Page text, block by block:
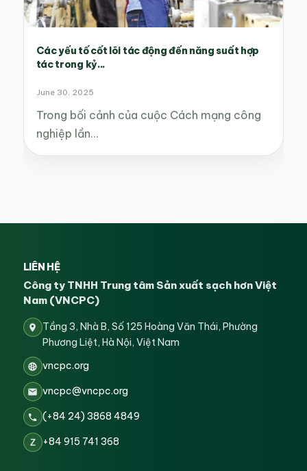
Các yếu tố cốt lõi tác động đến năng suất hợp
tác trong kỷ...
June 30, 2025
Trong bối cảnh của cuộc Cách mạng công
nghiệp lần…
LIÊN HỆ
Công ty TNHH Trung tâm Sản xuất sạch hơn Việt
Nam (VNCPC)
Tầng 3, Nhà B, Số 125 Hoàng Văn Thái, Phường
Phương Liệt, Hà Nội, Việt Nam
vncpc.org
vncpc@vncpc.org
(+84 24) 3868 4849
Z +84 915 741 368